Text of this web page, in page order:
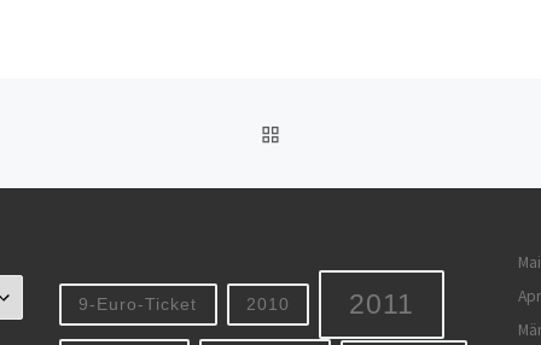
9-Euro-Ticket 2010 2011